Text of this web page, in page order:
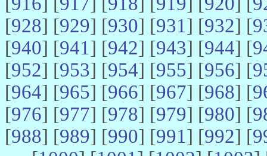
[928] [929] [930] [931] [932] [
[940] [941] [942] [943] [944] [
[952] [953] [954] [955] [956] [
[964] [965] [966] [967] [968] [
[976] [977] [978] [979] [980] [
[988] [989] [990] [991] [992] [